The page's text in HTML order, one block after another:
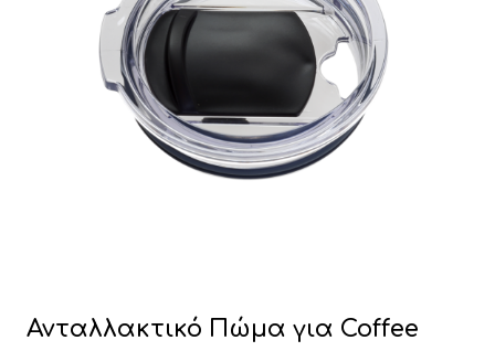
Ανταλλακτικό Πώμα για Coffee